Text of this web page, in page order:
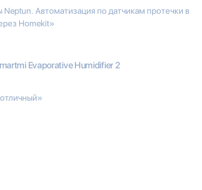
Автоматизация по датчикам протечки в
Homekit»
Evaporative Humidifier 2